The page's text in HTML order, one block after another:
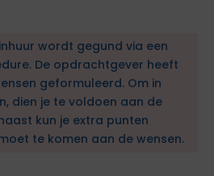
wordt gegund via een
De opdrachtgever heeft
geformuleerd. Om in
dien je te voldoen aan de
kun je extra punten
te komen aan de wensen.